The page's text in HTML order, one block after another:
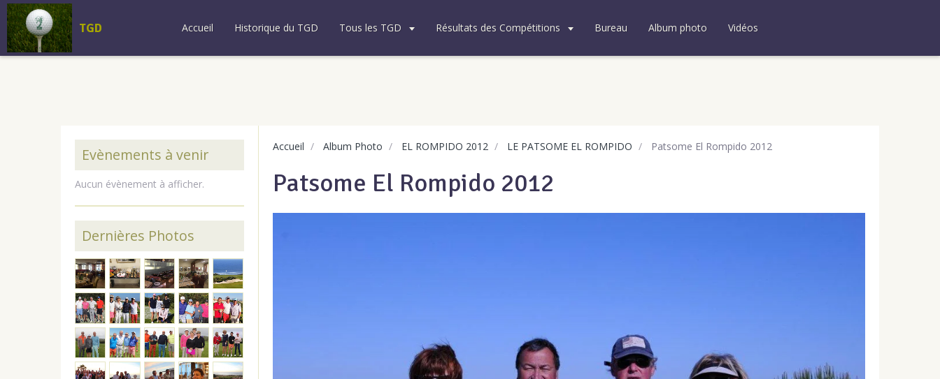
TGD Accueil Historique du TGD Tous les TGD Résultats des Compétitions Bureau Album photo Vidéos
Accueil Album Photo EL ROMPIDO 2012 LE PATSOME EL ROMPIDO Patsome El Rompido 2012
Patsome El Rompido 2012
Evènements à venir
Aucun évènement à afficher.
Dernières Photos